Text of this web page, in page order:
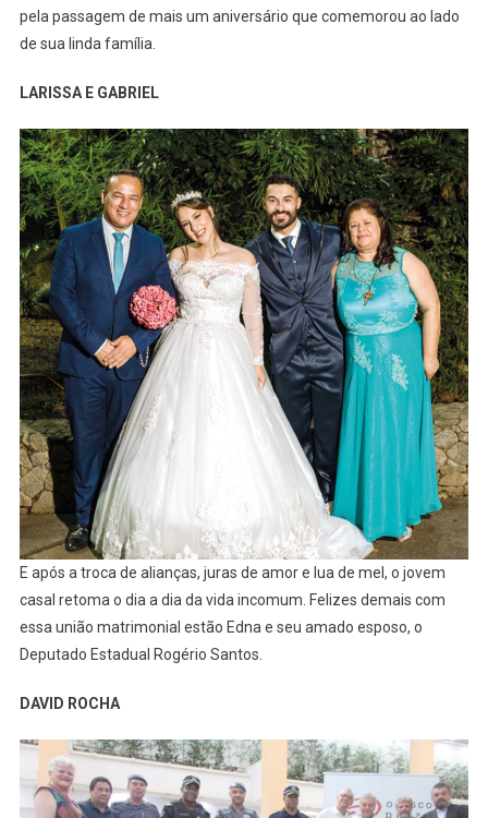
pela passagem de mais um aniversário que comemorou ao lado
de sua linda família.
LARISSA E GABRIEL
E após a troca de alianças, juras de amor e lua de mel, o jovem
casal retoma o dia a dia da vida incomum. Felizes demais com
essa união matrimonial estão Edna e seu amado esposo, o
Deputado Estadual Rogério Santos.
DAVID ROCHA